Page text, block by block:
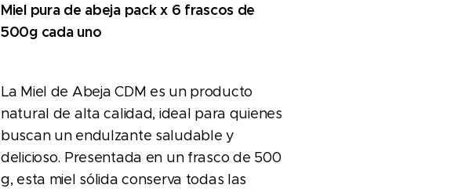
Miel pura de abeja pack x 6 frascos de
500g cada uno
La Miel de Abeja CDM es un producto
natural de alta calidad, ideal para quienes
buscan un endulzante saludable y
delicioso. Presentada en un frasco de 500
g, esta miel sólida conserva todas las